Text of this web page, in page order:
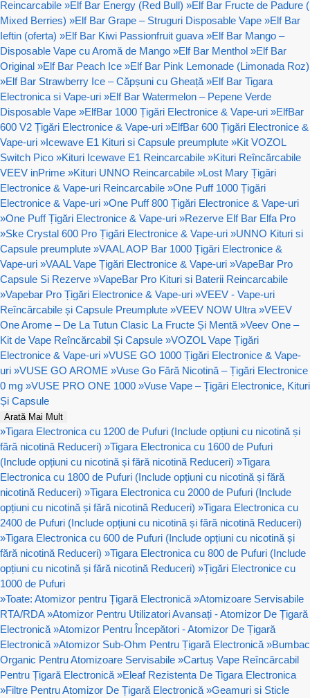
Reincarcabile »Elf Bar Energy (Red Bull) »Elf Bar Fructe de Padure (
Mixed Berries) »Elf Bar Grape – Struguri Disposable Vape »Elf Bar
Ieftin (oferta) »Elf Bar Kiwi Passionfruit guava »Elf Bar Mango –
Disposable Vape cu Aromă de Mango »Elf Bar Menthol »Elf Bar
Original »Elf Bar Peach Ice »Elf Bar Pink Lemonade (Limonada Roz)
»Elf Bar Strawberry Ice – Căpșuni cu Gheață »Elf Bar Tigara
Electronica si Vape-uri »Elf Bar Watermelon – Pepene Verde
Disposable Vape »ElfBar 1000 Țigări Electronice & Vape-uri »ElfBar
600 V2 Țigări Electronice & Vape-uri »ElfBar 600 Țigări Electronice &
Vape-uri »Icewave E1 Kituri si Capsule preumplute »Kit VOZOL
Switch Pico »Kituri Icewave E1 Reincarcabile »Kituri Reîncărcabile
VEEV inPrime »Kituri UNNO Reincarcabile »Lost Mary Țigări
Electronice & Vape-uri Reincarcabile »One Puff 1000 Țigări
Electronice & Vape-uri »One Puff 800 Țigări Electronice & Vape-uri
»One Puff Țigări Electronice & Vape-uri »Rezerve Elf Bar Elfa Pro
»Ske Crystal 600 Pro Țigări Electronice & Vape-uri »UNNO Kituri si
Capsule preumplute »VAAL AOP Bar 1000 Țigări Electronice &
Vape-uri »VAAL Vape Țigări Electronice & Vape-uri »VapeBar Pro
Capsule Si Rezerve »VapeBar Pro Kituri si Baterii Reincarcabile
»Vapebar Pro Țigări Electronice & Vape-uri »VEEV - Vape-uri
Reîncărcabile și Capsule Preumplute »VEEV NOW Ultra »VEEV
One Arome – De La Tutun Clasic La Fructe Și Mentă »Veev One –
Kit de Vape Reîncărcabil Și Capsule »VOZOL Vape Țigări
Electronice & Vape-uri »VUSE GO 1000 Țigări Electronice & Vape-
uri »VUSE GO AROME »Vuse Go Fără Nicotină – Țigări Electronice
0 mg »VUSE PRO ONE 1000 »Vuse Vape – Țigări Electronice, Kituri
Și Capsule
Arată Mai Mult
»Tigara Electronica cu 1200 de Pufuri (Include opțiuni cu nicotină și
fără nicotină Reduceri) »Tigara Electronica cu 1600 de Pufuri
(Include opțiuni cu nicotină și fără nicotină Reduceri) »Tigara
Electronica cu 1800 de Pufuri (Include opțiuni cu nicotină și fără
nicotină Reduceri) »Tigara Electronica cu 2000 de Pufuri (Include
opțiuni cu nicotină și fără nicotină Reduceri) »Tigara Electronica cu
2400 de Pufuri (Include opțiuni cu nicotină și fără nicotină Reduceri)
»Tigara Electronica cu 600 de Pufuri (Include opțiuni cu nicotină și
fără nicotină Reduceri) »Tigara Electronica cu 800 de Pufuri (Include
opțiuni cu nicotină și fără nicotină Reduceri) »Țigări Electronice cu
1000 de Pufuri
»Toate: Atomizor pentru Țigară Electronică »Atomizoare Servisabile
RTA/RDA »Atomizor Pentru Utilizatori Avansați - Atomizor De Țigară
Electronică »Atomizor Pentru Începători - Atomizor De Țigară
Electronică »Atomizor Sub-Ohm Pentru Țigară Electronică »Bumbac
Organic Pentru Atomizoare Servisabile »Cartuș Vape Reîncărcabil
Pentru Țigară Electronică »Eleaf Rezistenta De Tigara Electronica
»Filtre Pentru Atomizor De Țigară Electronică »Geamuri si Sticle